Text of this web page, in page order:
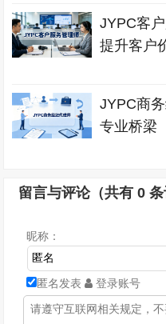
JYPC客
提升客户
JYPC商
专业桥梁
留言与评论（共有0 条
昵称：
匿名发表 登录账号